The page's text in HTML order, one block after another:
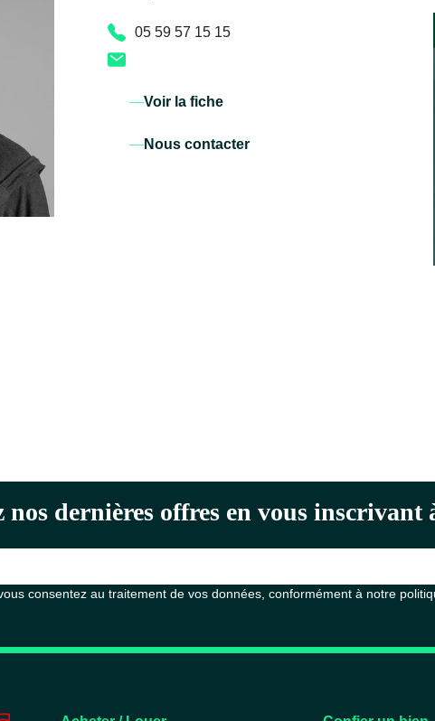
05 59 57 15 15
Voir la fiche
Nous contacter
nos dernières offres en vous
consentez au traitement de vos données, conformément à notre